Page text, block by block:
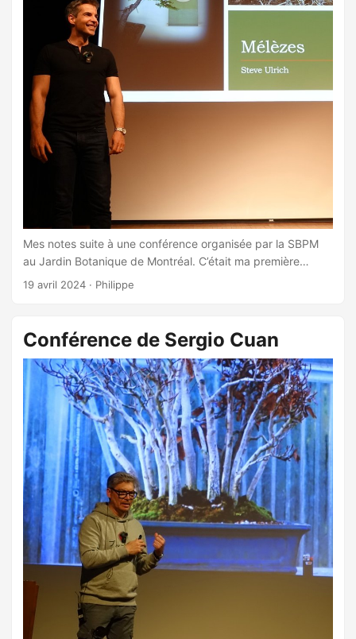
Mes notes suite à une conférence organisée par la SBPM
au Jardin Botanique de Montréal. C’était ma première
rencontre avec Steve Ulrich. Son dynamisme et sa
Je souhaite aussi réduire la taille de ma collection. ...
19 avril 2024 · Philippe
Conférence de Sergio Cuan